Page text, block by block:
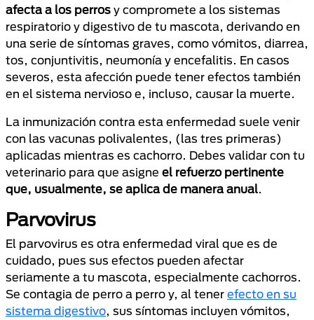
afecta a los perros y compromete a los sistemas
respiratorio y digestivo de tu mascota, derivando en
una serie de síntomas graves, como vómitos, diarrea,
tos, conjuntivitis, neumonía y encefalitis. En casos
severos, esta afección puede tener efectos también
en el sistema nervioso e, incluso, causar la muerte.
La inmunización contra esta enfermedad suele venir
con las vacunas polivalentes, (las tres primeras)
aplicadas mientras es cachorro. Debes validar con tu
veterinario para que asigne el refuerzo pertinente
que, usualmente, se aplica de manera anual.
Parvovirus
El parvovirus es otra enfermedad viral que es de
cuidado, pues sus efectos pueden afectar
seriamente a tu mascota, especialmente cachorros.
Se contagia de perro a perro y, al tener efecto en su
sistema digestivo, sus síntomas incluyen vómitos,